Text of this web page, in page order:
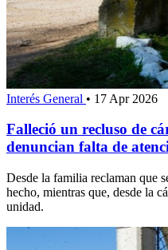
Interés General • 17 Apr 2026
Falleció un recluso de
denuncian falta de
Desde la familia reclaman que
hecho, mientras que, desde la
unidad.